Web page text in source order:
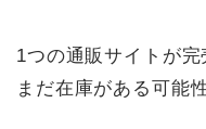
1つの通販サイトが
まだ在庫がある可能